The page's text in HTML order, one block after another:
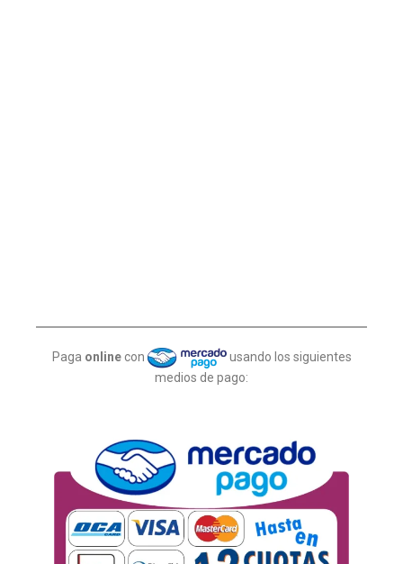
Paga online con
usando los siguientes
medios de pago: